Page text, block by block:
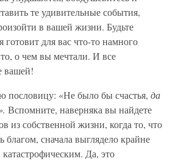
те удивительные события,
в вашей жизни. Будьте
готовит для вас что-то намного
о чем вы мечтали. И все
вашей!
пословицу: «Не было бы счастья, да
Вспомните, наверняка вы найдете
из собственной жизни, когда то, что
благом, сначала выглядело крайне
Да, это